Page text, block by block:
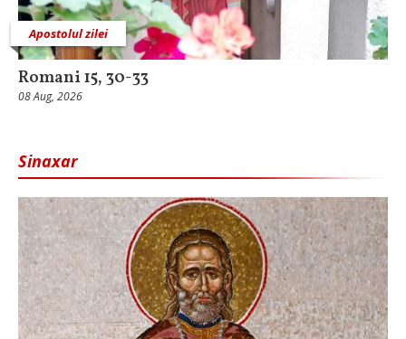
Apostolul zilei
Romani 15, 30-33
08 Aug, 2026
Sinaxar